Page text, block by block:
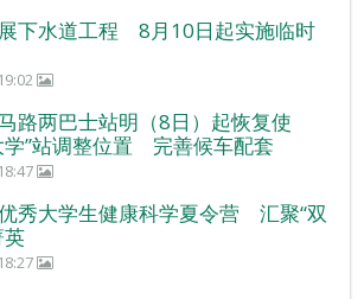
下水道工程 8月10日起实施临时
路两巴士站明（8日）起恢复使
”站调整位置 完善候车配套
秀大学生健康科学夏令营 汇聚“双
英